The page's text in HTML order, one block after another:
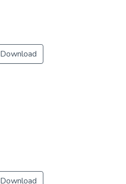
Download
Download